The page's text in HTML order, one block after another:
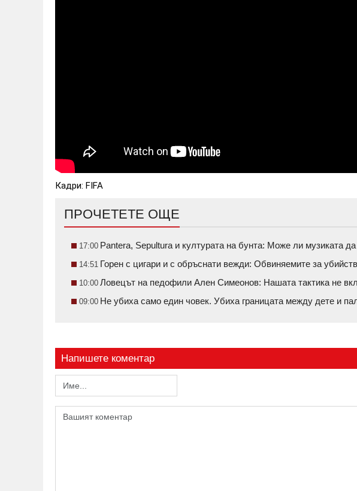
Кадри: FIFA
ПРОЧЕТЕТЕ ОЩЕ
17:00 Pantera, Sepultura и културата на бунта: Може ли музиката
14:51 Горен с цигари и с обръснати вежди: Обвиняемите за
10:00 Ловецът на педофили Ален Симеонов: Нашата тактика не
09:00 Не убиха само един човек. Убиха границата между дете и
Напишете коментар